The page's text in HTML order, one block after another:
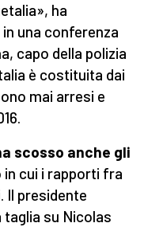
ha
una conferenza
capo della polizia
è costituita dai
mai arresi e
scosso anche gli
cui i rapporti fra
Il presidente
su Nicolas